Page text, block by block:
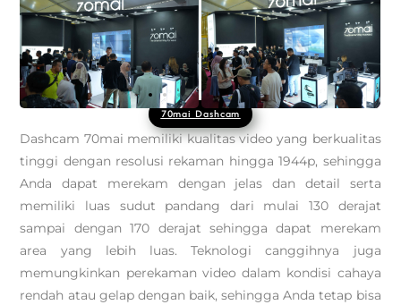
70mai Dashcam
Dashcam 70mai memiliki kualitas video yang berkualitas
tinggi dengan resolusi rekaman hingga 1944p, sehingga
Anda dapat merekam dengan jelas dan detail serta
memiliki luas sudut pandang dari mulai 130 derajat
sampai dengan 170 derajat sehingga dapat merekam
area yang lebih luas. Teknologi canggihnya juga
memungkinkan perekaman video dalam kondisi cahaya
rendah atau gelap dengan baik, sehingga Anda tetap bisa